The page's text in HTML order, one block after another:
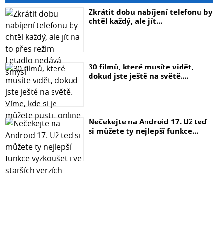
Zkrátit dobu nabíjení telefonu by
chtěl každý, ale jít...
30 filmů, které musíte vidět,
dokud jste ještě na světě....
Nečekejte na Android 17. Už teď
si můžete ty nejlepší funkce...